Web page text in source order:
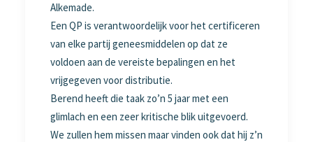
Alkemade.
Een QP is verantwoordelijk voor het certificeren
van elke partij geneesmiddelen op dat ze
voldoen aan de vereiste bepalingen en het
vrijgegeven voor distributie.
Berend heeft die taak zo’n 5 jaar met een
glimlach en een zeer kritische blik uitgevoerd.
We zullen hem missen maar vinden ook dat hij z’n